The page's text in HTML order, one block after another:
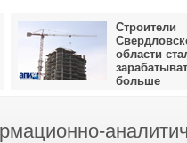
Строители
области
больше